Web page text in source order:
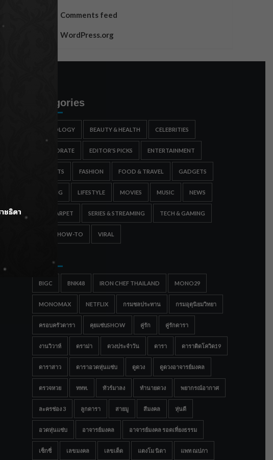
Comments feed
WordPress.org
บน้ำ
วัง”
ต
วิต
Categories
ASTROLOGY BEAUTY & HEALTH CELEBRITIES
CORPORATE EDITOR'S PICKS ENTERTAINMENT
ESPORTS FASHION FOOD & TRAVEL GADGETS
GAMING LIFESTYLE MOVIES MUSIC NEWS
RED CARPET SERIES & STREAMING TECH & GAMING
TIPS & HOW-TO VIRAL
BIGC BNK48 IRON CHEF THAILAND MONO29
MONOMAX NETFLIX กรมชลประทาน กรมอุตุนิยมวิทยา
ครอบครัวดารา คุยแซ่บSHOW คู่รัก คู่รักดารา
งานวิวาห์ ดราม่า ดวงประจำวัน ดารา ดาราติดโควิด19
ดาราสาว ดาราอวดหุ่นแซ่บ ดูดวง ดูดวงอาจารย์มงคล
ตรวจหวย ททท. ทัวร์มาลง ทำนายดวง พยากรณ์อากาศ
ละครช่อง 3 ลูกดารา สายมู สีมงคล หุ่นดี
อวดหุ่นแซ่บ อาจารย์มงคล อาจารย์มงคล รอดเที่ยงธรรม
เซ็กซี่ เลขมงคล เลขเด็ด แตงโม นิดา แพท ณปภา